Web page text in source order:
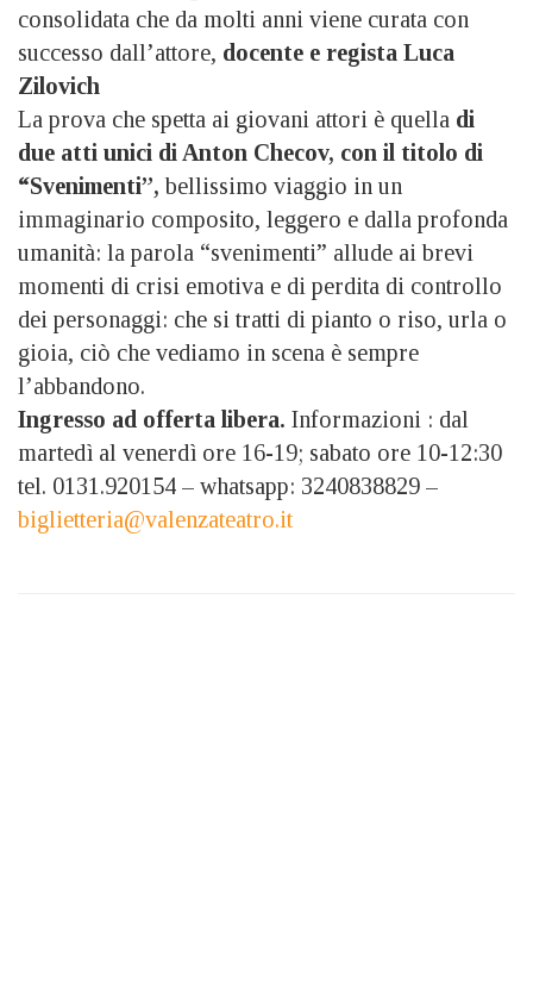
consolidata che da molti anni viene curata con
successo dall’attore, docente e regista Luca
Zilovich
La prova che spetta ai giovani attori è quella di
due atti unici di Anton Checov, con il titolo di
“Svenimenti”, bellissimo viaggio in un
immaginario composito, leggero e dalla profonda
umanità: la parola “svenimenti” allude ai brevi
momenti di crisi emotiva e di perdita di controllo
dei personaggi: che si tratti di pianto o riso, urla o
gioia, ciò che vediamo in scena è sempre
l’abbandono.
Ingresso ad offerta libera. Informazioni : dal
martedì al venerdì ore 16-19; sabato ore 10-12:30
tel. 0131.920154 – whatsapp: 3240838829 –
biglietteria@valenzateatro.it